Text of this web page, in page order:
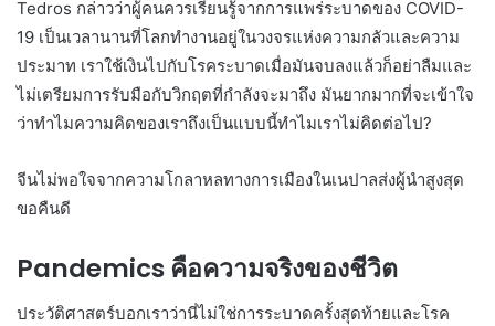
Tedros กล่าวว่าผู้คนควรเรียนรู้จากการแพร่ระบาดของ COVID-
19 เป็นเวลานานที่โลกทำงานอยู่ในวงจรแห่งความกลัวและความ
ประมาท เราใช้เงินไปกับโรคระบาดเมื่อมันจบลงแล้วก็อย่าลืมและ
ไม่เตรียมการรับมือกับวิกฤตที่กำลังจะมาถึง มันยากมากที่จะเข้าใจ
ว่าทำไมความคิดของเราถึงเป็นแบบนี้ทำไมเราไม่คิดต่อไป?
จีนไม่พอใจจากความโกลาหลทางการเมืองในเนปาลส่งผู้นำสูงสุด
ขอคืนดี
Pandemics คือความจริงของชีวิต
ประวัติศาสตร์บอกเราว่านี่ไม่ใช่การระบาดครั้งสุดท้ายและโรค